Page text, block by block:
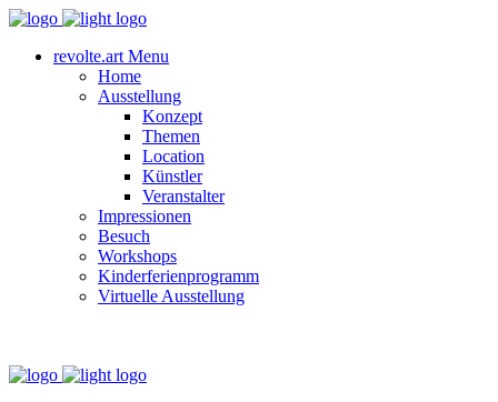
revolte.art Menu
Home
Ausstellung
Konzept
Themen
Location
Künstler
Veranstalter
Impressionen
Besuch
Workshops
Kinderferienprogramm
Virtuelle Ausstellung